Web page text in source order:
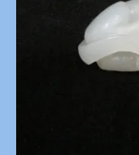
Weglot switcher